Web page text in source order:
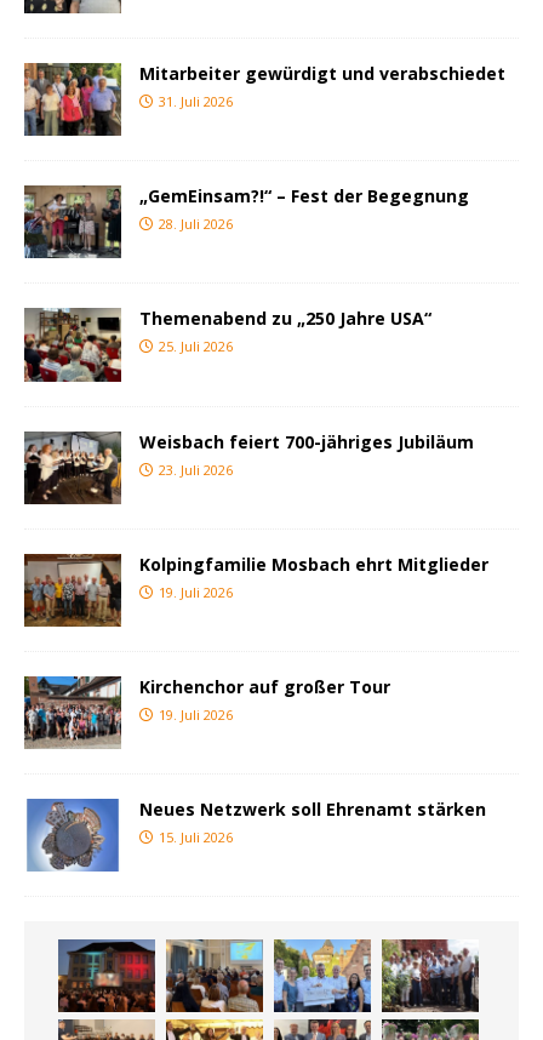
Mitarbeiter gewürdigt und verabschiedet
31. Juli 2026
„GemEinsam?!“ – Fest der Begegnung
28. Juli 2026
Themenabend zu „250 Jahre USA“
25. Juli 2026
Weisbach feiert 700-jähriges Jubiläum
23. Juli 2026
Kolpingfamilie Mosbach ehrt Mitglieder
19. Juli 2026
Kirchenchor auf großer Tour
19. Juli 2026
Neues Netzwerk soll Ehrenamt stärken
15. Juli 2026